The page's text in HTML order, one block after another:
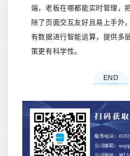
端，老板在哪都能实时管理，
除了页面交互友好且易上手外
有数据进行智能运算，提供多
策更有科学性。
END